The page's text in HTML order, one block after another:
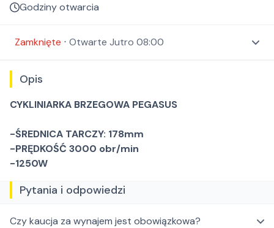
Godziny otwarcia
Zamknięte ⋅ Otwarte Jutro 08:00
Opis
CYKLINIARKA BRZEGOWA PEGASUS
-ŚREDNICA TARCZY: 178mm
-PRĘDKOŚĆ 3000 obr/min
-1250W
Pytania i odpowiedzi
Czy kaucja za wynajem jest obowiązkowa?